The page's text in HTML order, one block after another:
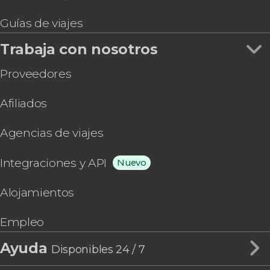
Guías de viajes
Trabaja con nosotros
Proveedores
Afiliados
Agencias de viajes
Integraciones y API Nuevo
Alojamientos
Empleo
Ayuda Disponibles 24 / 7